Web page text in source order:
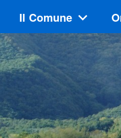
Il Comune